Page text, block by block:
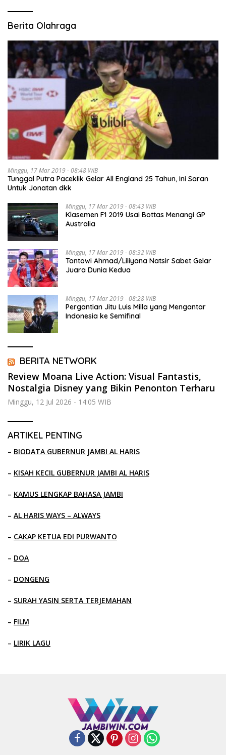
Berita Olahraga
Minggu, 17 Mar 2019 - 08:48 WIB
Tunggal Putra Paceklik Gelar All England 25 Tahun, Ini Saran
Untuk Jonatan dkk
Minggu, 17 Mar 2019 - 08:43 WIB
Klasemen F1 2019 Usai Bottas Menangi GP
Australia
Minggu, 17 Mar 2019 - 08:32 WIB
Tontowi Ahmad/Liliyana Natsir Sabet Gelar
Juara Dunia Kedua
Minggu, 17 Mar 2019 - 08:28 WIB
Pergantian Jitu Luis Milla yang Mengantar
Indonesia ke Semifinal
BERITA NETWORK
Review Moana Live Action: Visual Fantastis,
Nostalgia Disney yang Bikin Penonton Terharu
Minggu, 12 Jul 2026 - 14:05 WIB
ARTIKEL PENTING
– BIODATA GUBERNUR JAMBI AL HARIS
– KISAH KECIL GUBERNUR JAMBI AL HARIS
– KAMUS LENGKAP BAHASA JAMBI
– AL HARIS WAYS – ALWAYS
– CAKAP KETUA EDI PURWANTO
– DOA
– DONGENG
– SURAH YASIN SERTA TERJEMAHAN
– FILM
– LIRIK LAGU